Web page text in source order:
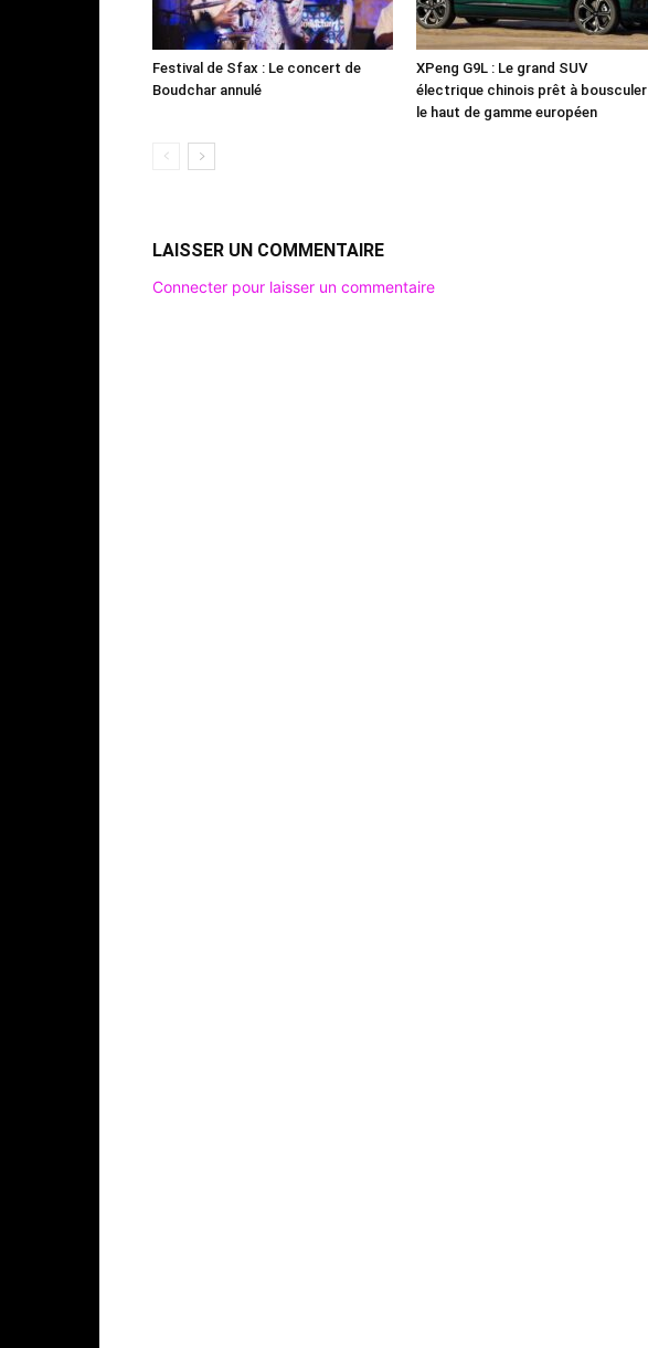
Festival de Sfax : Le concert de
Boudchar annulé
XPeng G9L : Le grand SUV
électrique chinois prêt à bousculer
le haut de gamme européen
LAISSER UN COMMENTAIRE
Connecter pour laisser un commentaire